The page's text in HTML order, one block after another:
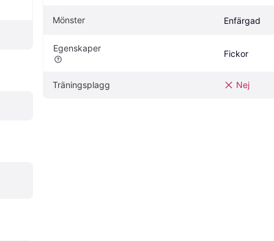
Mönster Enfärgad
Egenskaper
Fickor
Träningsplagg Nej